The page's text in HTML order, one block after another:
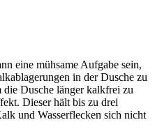
eine mühsame Aufgabe sein,
in der Dusche zu
Dusche länger kalkfrei zu
Dieser hält bis zu drei
und Wasserflecken sich nicht